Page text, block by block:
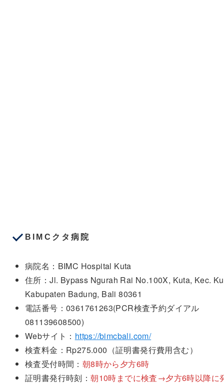
BIMCクタ病院
病院名：BIMC Hospital Kuta
住所：Jl. Bypass Ngurah Rai No.100X, Kuta, Kec.
Kabupaten Badung, Bali 80361
電話番号：0361761263(PCR検査予約ダイアル
081139608500)
Webサイト： https://bimcbali.com/
検査料金：Rp275.000（証明書発行費用含む）
検査受付時間： 朝8時から夕方6時
証明書発行時刻：朝10時までに検査→夕方6時以降に